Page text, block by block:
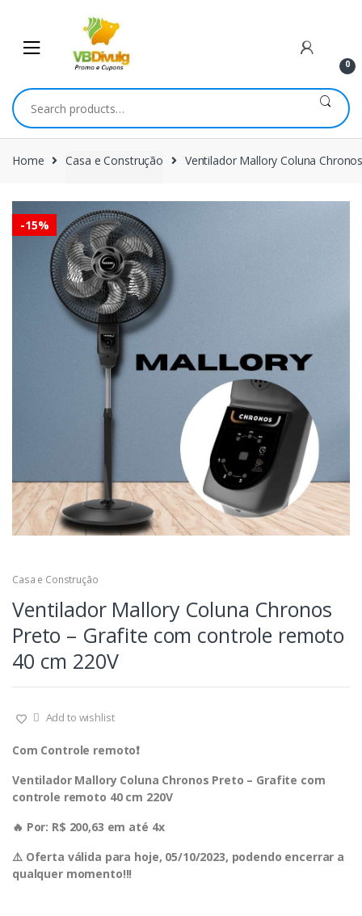
navigation
content
0
Search
for:
Home Casa e Construção Ventilador Mallory Coluna
-15%
Casa e Construção
Ventilador Mallory Coluna Chronos
Preto – Grafite com controle remoto
40 cm 220V
Add to wishlist
Com Controle remoto❗️
Ventilador Mallory Coluna Chronos Preto – Grafite com
controle remoto 40 cm 220V
🔥 Por: R$ 200,63 em até 4x
⚠️ Oferta válida para hoje, 05/10/2023, podendo encerrar a
qualquer momento!!!